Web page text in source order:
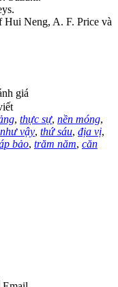
Neng, A. F. Price và
giá
, thực sự, nền móng,
như vậy, thứ sáu, địa vị,
bảo, trăm năm, căn